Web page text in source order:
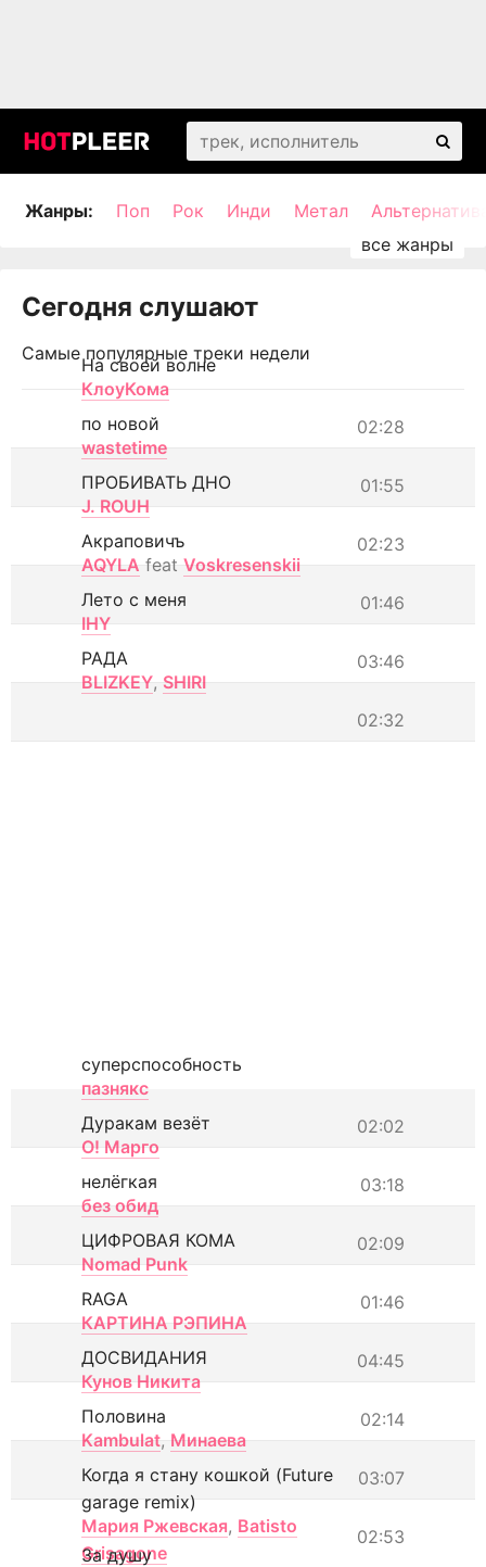
Жанры: Поп Рок Инди Метал
Сегодня слушают
Самые популярные треки недели
На своей волне
КлоуКома
02:28
по новой
wastetime
01:55
ПРОБИВАТЬ ДНО
J. ROUH
02:23
Акраповичъ
AQYLA feat Voskresenskii
01:46
Лето с меня
IHY
03:46
РАДА
BLIZKEY, SHIRI
02:32
суперспособность
пазнякс
02:02
Дуракам везёт
О! Марго
03:18
нелёгкая
без обид
02:09
ЦИФРОВАЯ КОМА
Nomad Punk
01:46
RAGA
КАРТИНА РЭПИНА
04:45
ДОСВИДАНИЯ
Кунов Никита
02:14
Половина
Kambulat, Минаева
03:07
Когда я стану кошкой (Future
garage remix)
Мария Ржевская, Batisto
Grisagone
02:53
За душу